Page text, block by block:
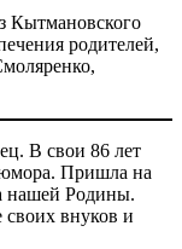
Кытмановского
родителей,
В свои 86 лет
юмора. Пришла на
нашей Родины.
своих внуков и